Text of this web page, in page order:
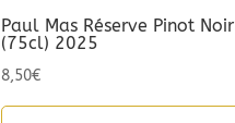
Paul Mas Réserve Pinot Noir
(75cl) 2025
8,50€